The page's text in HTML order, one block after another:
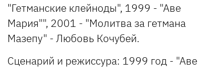
"Гетманские клейноды", 1999 - "Аве
Мария"", 2001 - "Молитва за гетмана
Мазепу" - Любовь Кочубей.
Сценарий и режиссура: 1999 год - "Аве